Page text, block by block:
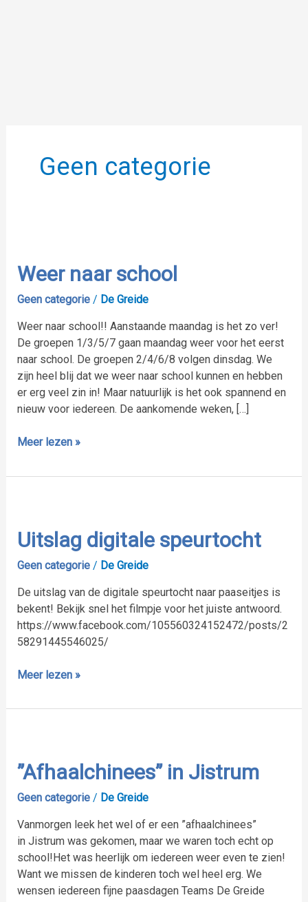
Geen categorie
Weer naar school
Geen categorie/ De Greide
Weer naar school!! Aanstaande maandag is het zo ver!
De groepen 1/3/5/7 gaan maandag weer voor het eerst
naar school. De groepen 2/4/6/8 volgen dinsdag. We
zijn heel blij dat we weer naar school kunnen en hebben
er erg veel zin in! Maar natuurlijk is het ook spannend en
nieuw voor iedereen. De aankomende weken, […]
school
Meer lezen »
Uitslag digitale speurtocht
Geen categorie/ De Greide
De uitslag van de digitale speurtocht naar paaseitjes is
bekent! Bekijk snel het filmpje voor het juiste antwoord.
https://www.facebook.com/105560324152472/posts/2
58291445546025/
speurtocht
Meer lezen »
”Afhaalchinees” in Jistrum
Geen categorie/ De Greide
Vanmorgen leek het wel of er een ”afhaalchinees”
in Jistrum was gekomen, maar we waren toch echt op
school!Het was heerlijk om iedereen weer even te zien!
Want we missen de kinderen toch wel heel erg. We
wensen iedereen fijne paasdagen Teams De Greide
Jistrum